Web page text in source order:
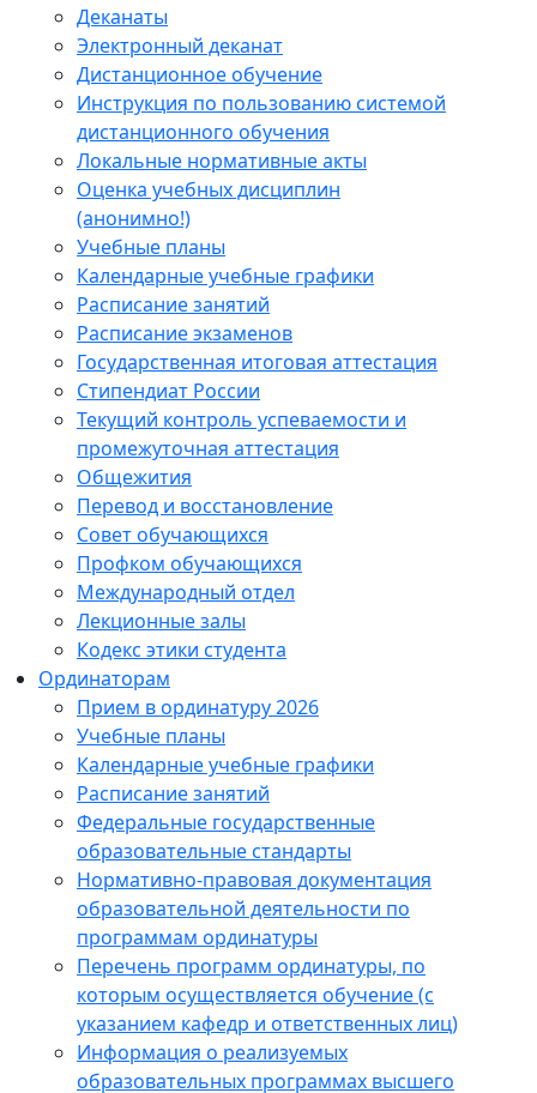
Деканаты
Электронный деканат
Дистанционное обучение
Инструкция по пользованию системой
дистанционного обучения
Локальные нормативные акты
Оценка учебных дисциплин
(анонимно!)
Учебные планы
Календарные учебные графики
Расписание занятий
Расписание экзаменов
Государственная итоговая аттестация
Стипендиат России
Текущий контроль успеваемости и
промежуточная аттестация
Общежития
Перевод и восстановление
Совет обучающихся
Профком обучающихся
Международный отдел
Лекционные залы
Кодекс этики студента
Ординаторам
Прием в ординатуру 2026
Учебные планы
Календарные учебные графики
Расписание занятий
Федеральные государственные
образовательные стандарты
Нормативно-правовая документация
образовательной деятельности по
программам ординатуры
Перечень программ ординатуры, по
которым осуществляется обучение (с
указанием кафедр и ответственных лиц)
Информация о реализуемых
образовательных программах высшего